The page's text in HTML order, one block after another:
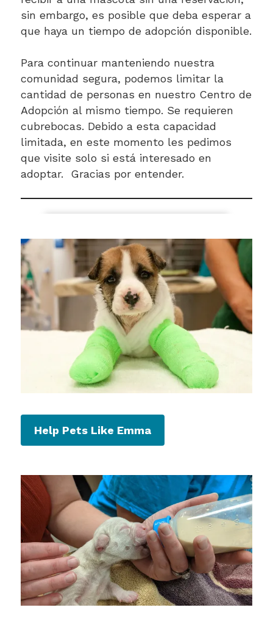
sin embargo, es posible que deba esperar a
que haya un tiempo de adopción disponible.
Para continuar manteniendo nuestra
comunidad segura, podemos limitar la
cantidad de personas en nuestro Centro de
Adopción al mismo tiempo. Se requieren
cubrebocas. Debido a esta capacidad
limitada, en este momento les pedimos
que visite solo si está interesado en
adoptar. Gracias por entender.
Help Pets Like Emma